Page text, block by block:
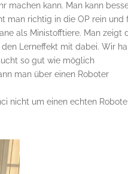
machen kann. Man kann
man richtig in die OP rein und
als Ministofftiere. Man zeigt
Lerneffekt mit dabei. Wir
so gut wie möglich
man über einen Roboter
nicht um einen echten